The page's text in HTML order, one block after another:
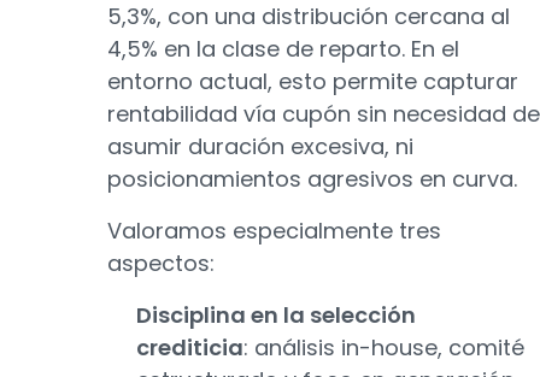
5,3%, con una distribución cercana al
4,5% en la clase de reparto. En el
entorno actual, esto permite capturar
rentabilidad vía cupón sin necesidad de
asumir duración excesiva, ni
posicionamientos agresivos en curva.
Valoramos especialmente tres
aspectos:
Disciplina en la selección
crediticia: análisis in-house, comité